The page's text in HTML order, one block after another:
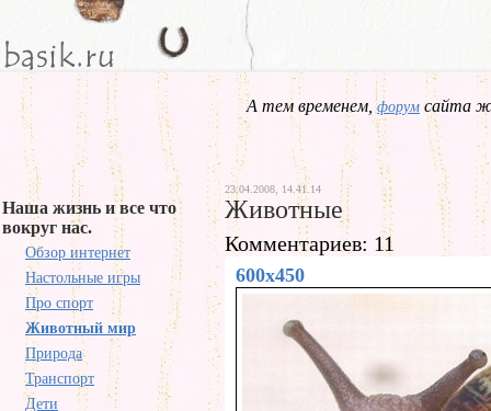
А тем временем,форум сайта
Наша жизнь и все что
вокруг нас.
Обзор интернет
Настольные игры
Про спорт
Животный мир
Природа
Транспорт
Дети
23.04.2008, 14.41.14
Животные
Комментариев: 11
600x450